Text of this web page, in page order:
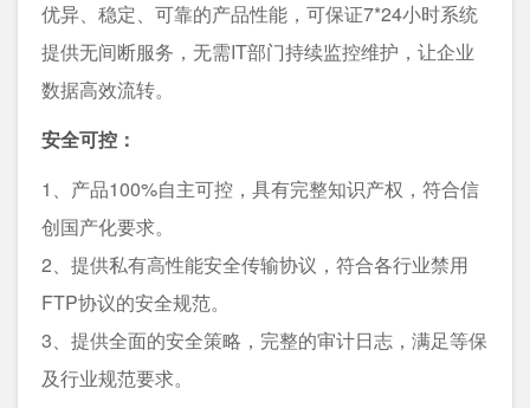
优异、稳定、可靠的产品性能，可保证7*24小时系统
提供无间断服务，无需IT部门持续监控维护，让企业
数据高效流转。
安全可控：
1、产品100%自主可控，具有完整知识产权，符合信
创国产化要求。
2、提供私有高性能安全传输协议，符合各行业禁用
FTP协议的安全规范。
3、提供全面的安全策略，完整的审计日志，满足等保
及行业规范要求。